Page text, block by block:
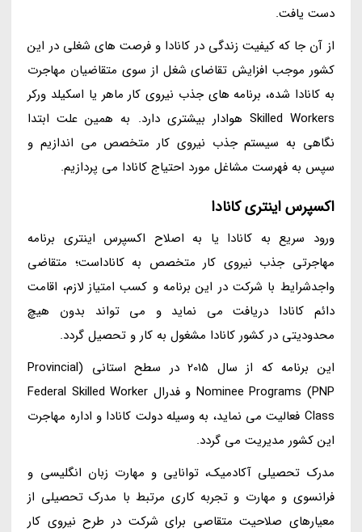
دست یافت.
از آن جا که کیفیت زندگی در کانادا و فرصت های شغلی در این
کشور موجب افزایش تقاضای شغل از سوی متقاضیان مهاجرت
به کانادا شده، برنامه های جذب نیروی کار ماهر یا اسکیلد ورکر
Skilled Workers هوادار بیشتری دارد. به همین علت ابتدا
نگاهی به سیستم جذب نیروی کار متخصص می اندازیم و
سپس به فهرست مشاغل مورد احتیاج کانادا می پردازیم.
اکسپرس اینتری کانادا
ورود سریع به کانادا یا به اصلاح اکسپرس اینتری برنامه
مهاجرتی جذب نیروی کار متخصص به کاناداست؛ متقاضی
واجدشرایط با شرکت در این برنامه و کسب امتیاز لازم، اقامت
دائم کانادا دریافت می نماید و می تواند بدون هیچ
محدودیتی در کشور کانادا مشغول به کار و تحصیل گردد.
این برنامه که از سال 2015 در سطح استانی (Provincial
Nominee Programs (PNP و فدرال Federal Skilled Worker
Class فعالیت می نماید، به وسیله دولت کانادا و اداره مهاجرت
این کشور مدیریت می گردد.
مدرک تحصیلی آکادمیک، توانایی و مهارت زبان انگلیسی و
فرانسوی و مهارت و تجربه کاری مرتبط با مدرک تحصیلی از
معیارهای صلاحیت متقاصی برای شرکت در طرح نیروی کار